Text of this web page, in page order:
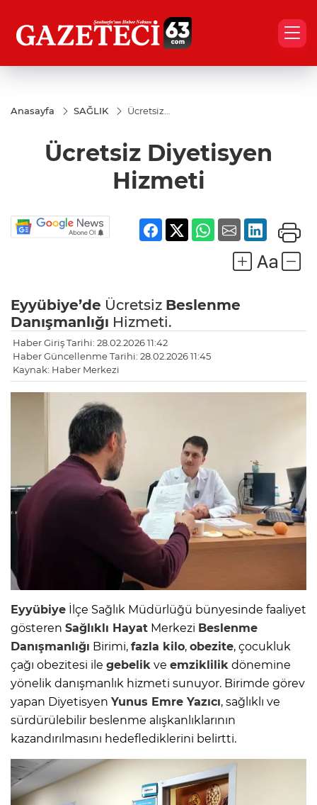
Anasayfa SAĞLIK
Ücretsiz
Ücretsiz Diyetisyen
Hizmeti
Eyyübiye’de Ücretsiz Beslenme
Danışmanlığı Hizmeti.
Haber Giriş Tarihi: 28.02.2026 11:42
Haber Güncellenme Tarihi: 28.02.2026 11:45
Kaynak: Haber Merkezi
Eyyübiye İlçe Sağlık Müdürlüğü bünyesinde faaliyet
gösteren Sağlıklı Hayat Merkezi Beslenme
Danışmanlığı Birimi, fazla kilo, obezite, çocukluk
çağı obezitesi ile gebelik ve emziklilik dönemine
yönelik danışmanlık hizmeti sunuyor. Birimde görev
yapan Diyetisyen Yunus Emre Yazıcı, sağlıklı ve
sürdürülebilir beslenme alışkanlıklarının
kazandırılmasını hedeflediklerini belirtti.